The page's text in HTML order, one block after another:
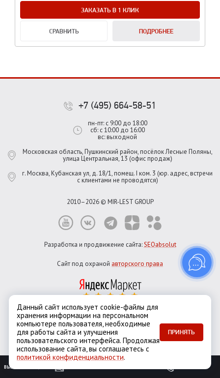
ЗАКАЗАТЬ В 1 КЛИК
СРАВНИТЬ ПОДРОБНЕЕ
+7 (495) 664-58-51
пн-пт: с 9:00 до 18:00
сб: с 10:00 до 16:00
вс: выходной
Московская область, Пушкинский район, посёлок Лесные Поляны,
улица Центральная, 13 (офис продаж)
г. Москва, Кубанская ул, д. 18/1, помещ. I ком. 3 (юр. адрес, встречи
с клиентами не проводятся)
2010–2026 © MIR-LEST GROUP
Разработка и продвижение сайта:SEOabsolut
Сайт под охраной авторского права
Город:Москва
ЕкатеринбургКазаньНовосибирскСанкт-Петербург
ВЫЗОВ ЗАМЕРЩИКА
Данный сайт использует cookie-файлы для
хранения информации на персональном
компьютере пользователя, необходимые
для работы сайта и улучшения
пользовательского интерфейса. Продолжая
использование сайта, вы соглашаетесь с
политикой конфиденциальности.
ПРИНЯТЬ